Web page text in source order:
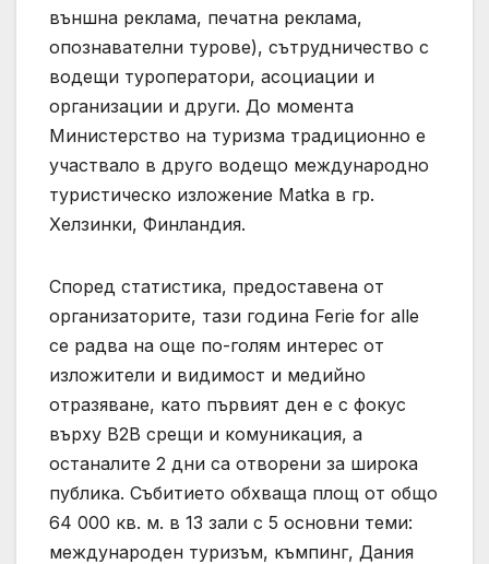
външна реклама, печатна реклама,
опознавателни турове), сътрудничество с
водещи туроператори, асоциации и
организации и други. До момента
Министерство на туризма традиционно е
участвало в друго водещо международно
туристическо изложение Matka в гр.
Хелзинки, Финландия.
Според статистика, предоставена от
организаторите, тази година Ferie for alle
се радва на още по-голям интерес от
изложители и видимост и медийно
отразяване, като първият ден е с фокус
върху B2B срещи и комуникация, а
останалите 2 дни са отворени за широка
публика. Събитието обхваща площ от общо
64 000 кв. м. в 13 зали с 5 основни теми:
международен туризъм, къмпинг, Дания